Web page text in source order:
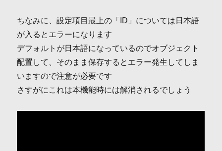
ちなみに、設定項目最上の「ID」については日本語
が入るとエラーになります
デフォルトが日本語になっているのでオブジェクト
配置して、そのまま保存するとエラー発生してしま
いますので注意が必要です
さすがにこれは本機能時には解消されるでしょう